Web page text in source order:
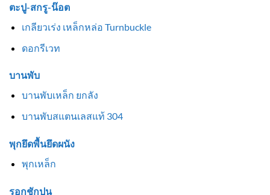
ตะปู-สกรู-น๊อต
เกลียวเร่ง เหล็กหล่อ Turnbuckle
ดอกรีเวท
บานพับ
บานพับเหล็ก ยกลัง
บานพับสแตนเลสแท้ 304
พุกยึดพื้นยึดผนัง
พุกเหล็ก
รอกชักปูน